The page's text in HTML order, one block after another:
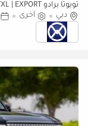
تويوتا برادو TOYOTA PRADO 250 TXL | EXPORT (للتصدير فقط)
دبي
أخرى